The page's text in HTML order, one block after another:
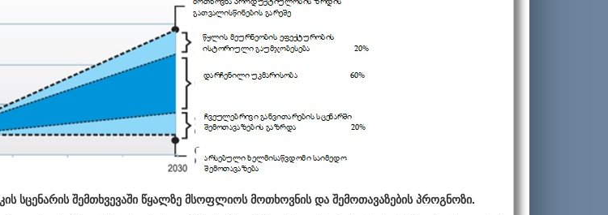
სცენარისშემთხვევაში წყალზე მსოფლიოსმოთხოვნისდა შემოთავაზებისპროგნოზი.